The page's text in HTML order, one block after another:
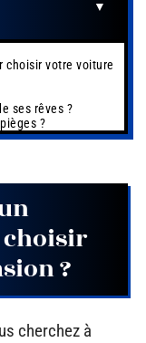
choisir votre voiture
ses rêves ?
?
?
cherchez à